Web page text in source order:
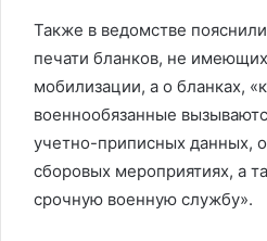
Также в ведомстве
печати бланков, не
мобилизации, а о бланках,
военнообязанные
учетно-приписных данных,
сборовых мероприятиях, а
срочную военную службу».